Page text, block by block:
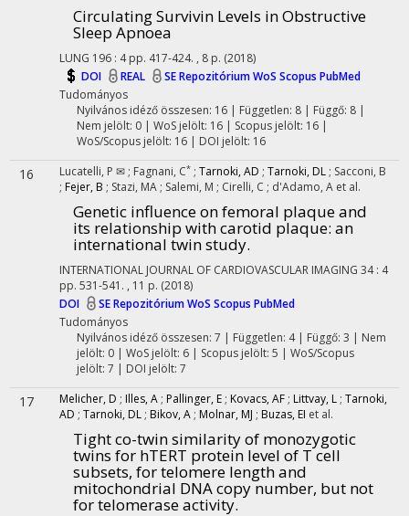
Circulating Survivin Levels in Obstructive
Sleep Apnoea
LUNG 196 : 4 pp. 417-424. , 8 p. (2018)
DOI
REAL SE RepozitóriumWoS Scopus PubMed
Tudományos
Nyilvános idéző összesen: 16| Független: 8 | Függő: 8 |
Nem jelölt: 0 | WoS jelölt: 16 | Scopus jelölt: 16 |
WoS/Scopus jelölt: 16 | DOI jelölt: 16
16 Lucatelli, P ✉ ; Fagnani, C* ; Tarnoki, AD ; Tarnoki, DL ; Sacconi, B
; Fejer, B ; Stazi, MA ; Salemi, M ; Cirelli, C ; d'Adamo, A et al.
Genetic influence on femoral plaque and
its relationship with carotid plaque: an
international twin study.
INTERNATIONAL JOURNAL OF CARDIOVASCULAR IMAGING 34: 4
pp. 531-541. , 11 p. (2018)
DOI
SE RepozitóriumWoS Scopus PubMed
Tudományos
Nyilvános idéző összesen: 7 | Független: 4 | Függő: 3 | Nem
jelölt: 0 | WoS jelölt: 6 | Scopus jelölt: 5 | WoS/Scopus
jelölt: 7 | DOI jelölt: 7
17 Melicher, D ; Illes, A ; Pallinger, E ; Kovacs, AF ; Littvay, L ; Tarnoki,
AD ; Tarnoki, DL ; Bikov, A ; Molnar, MJ ; Buzas, EI et al.
Tight co-twin similarity of monozygotic
twins for hTERT protein level of T cell
subsets, for telomere length and
mitochondrial DNA copy number, but not
for telomerase activity.